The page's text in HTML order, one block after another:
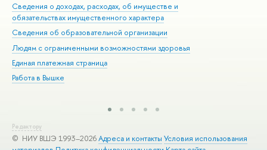
Сведения о доходах, расходах, об имуществе и
обязательствах имущественного характера
Сведения об образовательной организации
Людям с ограниченными возможностями здоровья
Единая платежная страница
Работа в Вышке
Редактору
© НИУ ВШЭ 1993–2026Адреса и контакты Условия использования